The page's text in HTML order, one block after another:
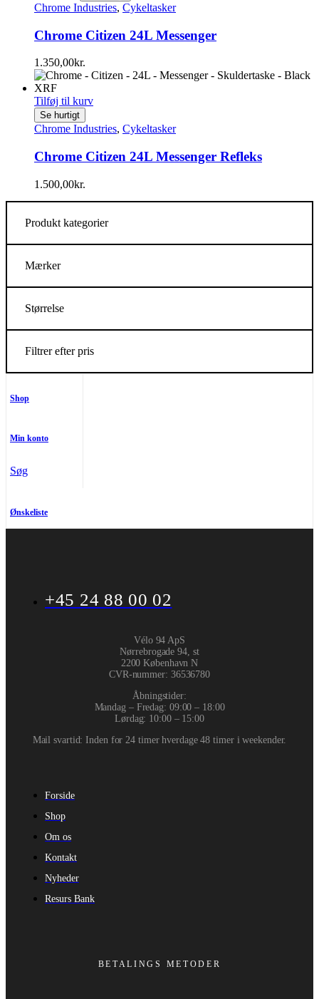
Chrome Industries, Cykeltasker
Chrome Citizen 24L Messenger
1.350,00kr.
Tilføj til kurv
Se hurtigt
Chrome Industries, Cykeltasker
Chrome Citizen 24L Messenger Refleks
1.500,00kr.
Produkt kategorier
Mærker
Størrelse
Filtrer efter pris
Shop
Min konto
Søg
Ønskeliste
+45 24 88 00 02
Vélo 94 ApS
Nørrebrogade 94, st
2200 København N
CVR-nummer: 36536780
Åbningstider:
Mandag – Fredag: 09:00 – 18:00
Lørdag: 10:00 – 15:00
Mail svartid: Inden for 24 timer hverdage 48 timer i weekender.
Forside
Shop
Om os
Kontakt
Nyheder
Resurs Bank
BETALINGS METODER